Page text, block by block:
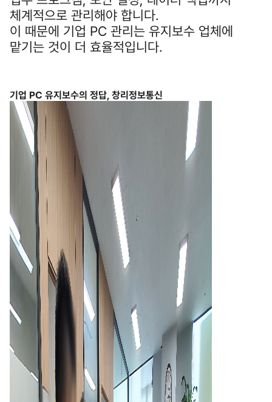
체계적으로 관리해야 합니다.
이 때문에 기업 PC 관리는 유지보수 업체에
맡기는 것이 더 효율적입니다.
기업 PC 유지보수의 정답, 창리정보통신